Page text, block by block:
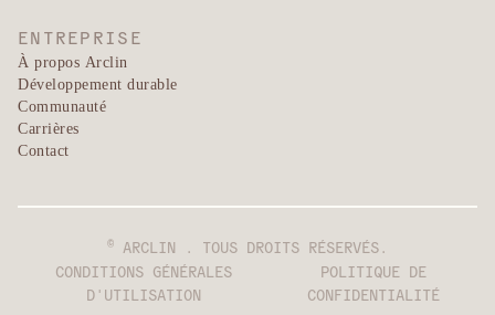
ENTREPRISE
À propos Arclin
Développement durable
Communauté
Carrières
Contact
CONDITIONS GÉNÉRALES
D'UTILISATION
POLITIQUE DE
CONFIDENTIALITÉ
© ARCLIN . TOUS DROITS RÉSERVÉS.